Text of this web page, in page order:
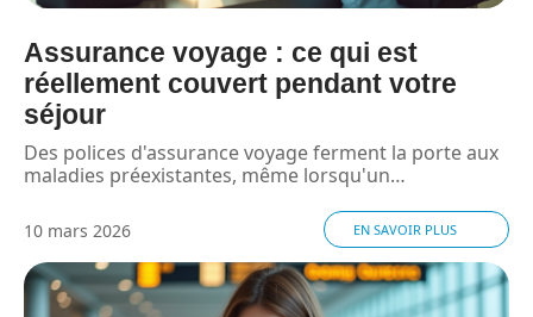
Assurance voyage : ce qui est
réellement couvert pendant votre
séjour
Des polices d'assurance voyage ferment la porte aux
maladies préexistantes, même lorsqu'un…
10 mars 2026 EN SAVOIR PLUS